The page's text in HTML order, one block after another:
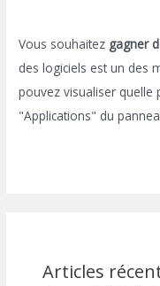
Vous souhaitez gagner
des logiciels est un des
pouvez visualiser quelle
"Applications" du
Articles